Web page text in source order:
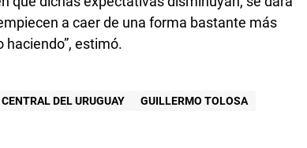
a caer de una forma bastante más
haciendo”, estimó.
DEL URUGUAY
GUILLERMO TOLOSA